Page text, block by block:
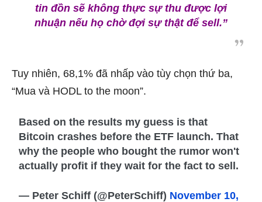
tin đồn sẽ không thực sự thu được lợi
nhuận nếu họ chờ đợi sự thật để sell.”
Tuy nhiên, 68,1% đã nhấp vào tùy chọn thứ ba,
“Mua và HODL to the moon”.
Based on the results my guess is that
Bitcoin crashes before the ETF launch. That
why the people who bought the rumor won't
actually profit if they wait for the fact to sell.
— Peter Schiff (@PeterSchiff) November 10,